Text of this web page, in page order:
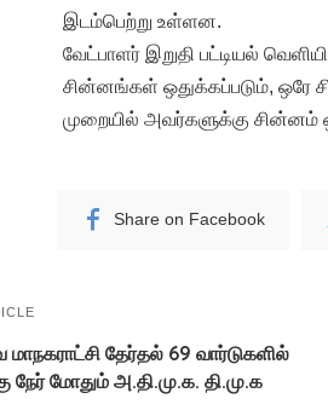
இடம்பெற்று உள்ளன.
வேட்பாளர் இறுதி பட்டியல்
சின்னங்கள் ஒதுக்கப்படும், ஒரே
முறையில் அவர்களுக்கு சின்னம்
Share on Facebook
தேர்தல் 69 வார்டுகளில்
நேர் மோதும் அ.தி.மு.க. தி.மு.க